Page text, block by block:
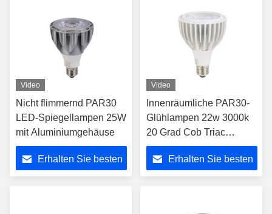
Video
Nicht flimmernd PAR30
LED-Spiegellampen 25W
mit Aluminiumgehäuse
Erhalten Sie besten
Video
Innenräumliche PAR30-
Glühlampen 22w 3000k
20 Grad Cob Triac
Dimmbare E27-LED-
LampeErhalten Sie besten